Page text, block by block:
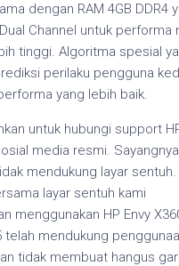
dengan RAM 4GB DDR4
Channel untuk performa
tinggi. Algoritma spesial
perilaku pengguna
yang lebih baik.
untuk hubungi support
media resmi.
mendukung layar sentuh.
layar sentuh kami
menggunakan HP Envy
telah mendukung
tidak membuat hangus